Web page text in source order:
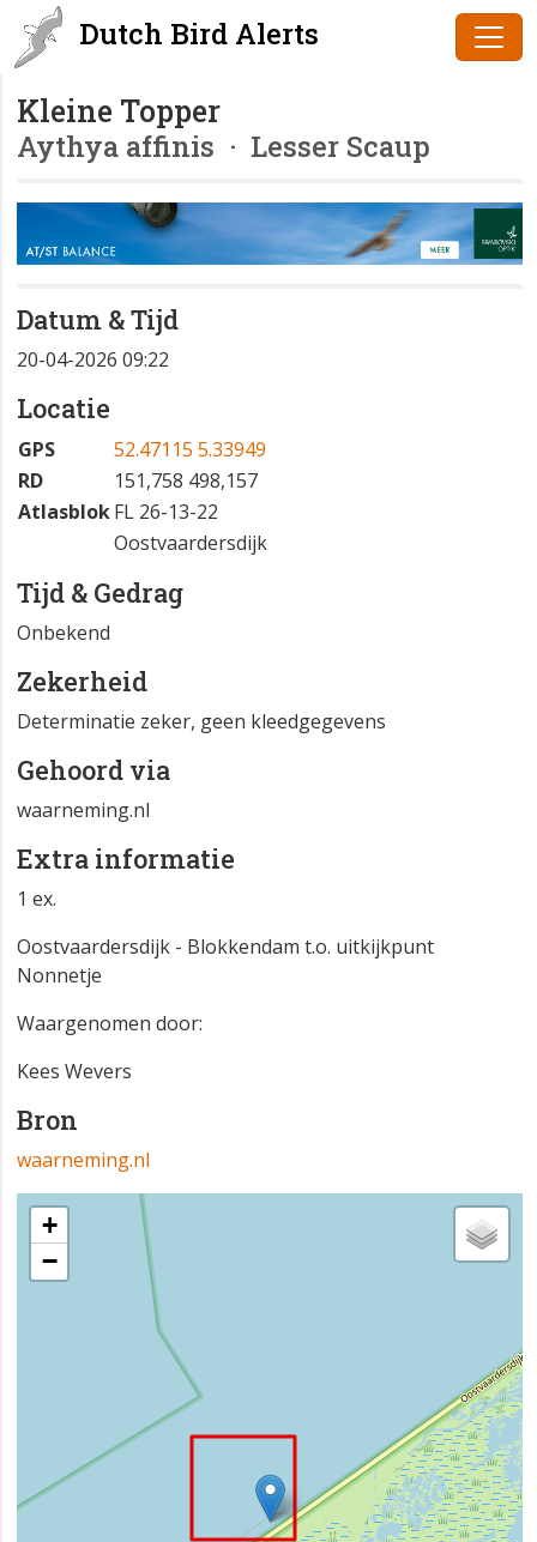
Dutch Bird Alerts
Kleine Topper
Aythya affinis · Lesser Scaup
Datum & Tijd
20-04-2026 09:22
Locatie
GPS
52.47115 5.33949
RD
151,758 498,157
AtlasblokFL 26-13-22
Oostvaardersdijk
Tijd & Gedrag
Onbekend
Zekerheid
Determinatie zeker, geen kleedgegevens
Gehoord via
waarneming.nl
Extra informatie
1 ex.
Oostvaardersdijk - Blokkendam t.o. uitkijkpunt
Nonnetje
Waargenomen door:
Kees Wevers
Bron
waarneming.nl
+
−